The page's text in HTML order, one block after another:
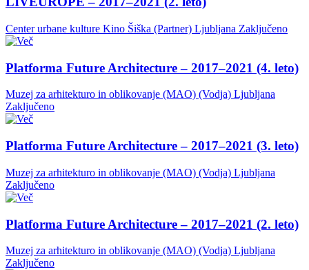
Center urbane kulture Kino Šiška (Partner) Ljubljana Zaključeno
Platforma Future Architecture – 2017–2021 (4. leto)
Muzej za arhitekturo in oblikovanje (MAO) (Vodja) Ljubljana
Zaključeno
Platforma Future Architecture – 2017–2021 (3. leto)
Muzej za arhitekturo in oblikovanje (MAO) (Vodja) Ljubljana
Zaključeno
Platforma Future Architecture – 2017–2021 (2. leto)
Muzej za arhitekturo in oblikovanje (MAO) (Vodja) Ljubljana
Zaključeno